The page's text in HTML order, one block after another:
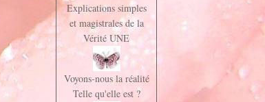
Explications simples
et magistrales de la
Vérité UNE
Voyons-nous la réalité
Telle qu'elle est ?